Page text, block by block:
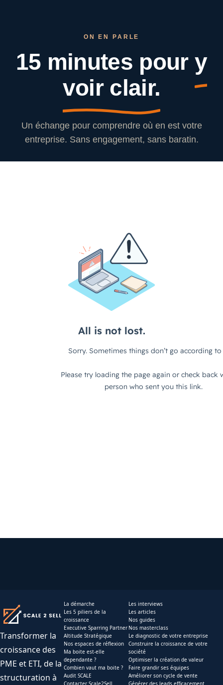
ON EN PARLE
15 minutes pour y
voir clair.
Un échange pour comprendre où en est votre
entreprise. Sans engagement, sans baratin.
Transformer la
croissance des
PME et ETI, de la
structuration à
La démarche
Les 5 piliers de la
croissance
Executive Sparring Partner
Altitude Stratégique
Nos espaces de réflexion
Ma boite est-elle
dependante ?
Combien vaut ma boite ?
Audit SCALE
Les interviews
Les articles
Nos guides
Nos masterclass
Le diagnostic de votre entreprise
Construire la croissance de votre
société
Optimiser la création de valeur
Faire grandir ses équipes
Améliorer son cycle de vente